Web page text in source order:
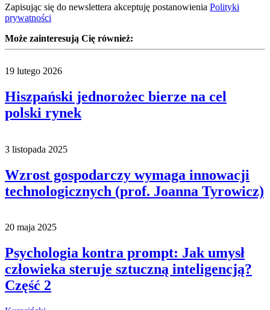
Zapisując się do newslettera akceptuję postanowienia Polityki
prywatności
Może zainteresują Cię również:
19 lutego 2026
Hiszpański jednorożec bierze na cel
polski rynek
3 listopada 2025
Wzrost gospodarczy wymaga innowacji
technologicznych (prof. Joanna Tyrowicz)
20 maja 2025
Psychologia kontra prompt: Jak umysł
człowieka steruje sztuczną inteligencją?
Część 2